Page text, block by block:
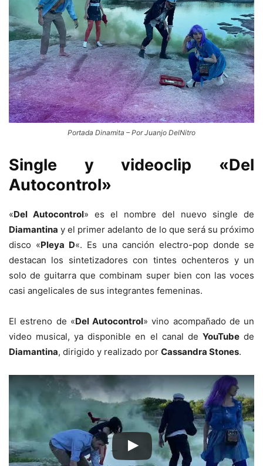
Portada Dinamita – Por Juanjo DelNitro
Single y videoclip «Del
Autocontrol»
«Del Autocontrol» es el nombre del nuevo single de
Diamantina y el primer adelanto de lo que será su próximo
disco «Pleya D«. Es una canción electro-pop donde se
destacan los sintetizadores con tintes ochenteros y un
solo de guitarra que combinam super bien con las voces
casi angelicales de sus integrantes femeninas.
El estreno de «Del Autocontrol» vino acompañado de un
video musical, ya disponible en el canal de YouTubede
Diamantina, dirigido y realizado por Cassandra Stones.